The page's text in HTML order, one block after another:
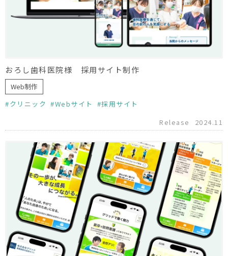
おろし歯科医院様 採用サイト制作
Web制作
クリニック
Webサイト
採用サイト
Release
2024.11